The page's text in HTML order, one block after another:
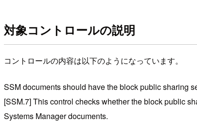
対象コントロールの説明
コントロールの内容は以下のようになっています。
SSM documents should have the block public sharing
[SSM.7] This control checks whether the block public
Systems Manager documents.